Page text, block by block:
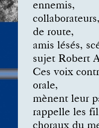
ennemis,
de route,
amis lésés,
sujet Robert
Ces voix
orale,
mènent leur
rappelle les